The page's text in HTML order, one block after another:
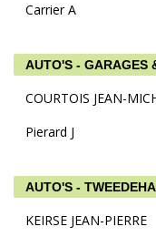
Carrier A
AUTO'S - GARAGES
COURTOIS JEAN-
Pierard J
AUTO'S -
KEIRSE JEAN-PIERRE